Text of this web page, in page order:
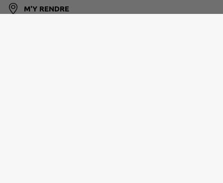
M'Y RENDRE